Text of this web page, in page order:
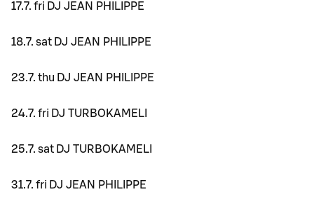
17.7. fri DJ JEAN PHILIPPE
18.7. sat DJ JEAN PHILIPPE
23.7. thu DJ JEAN PHILIPPE
24.7. fri DJ TURBOKAMELI
25.7. sat DJ TURBOKAMELI
31.7. fri DJ JEAN PHILIPPE